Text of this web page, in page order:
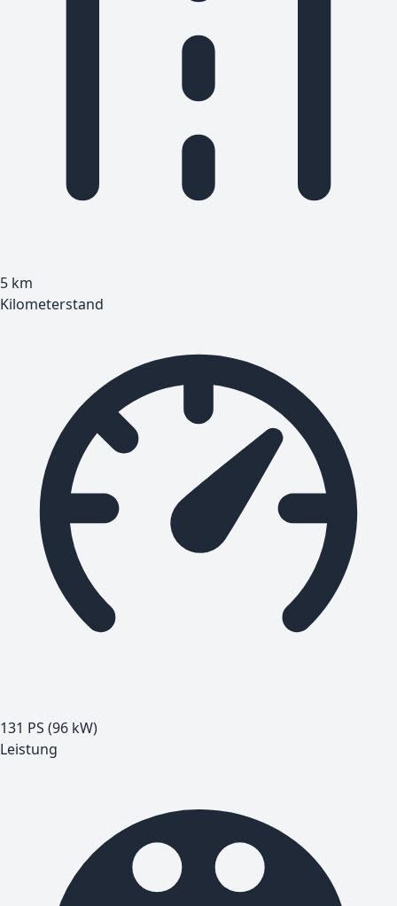
5 km
Kilometerstand
131 PS (96 kW)
Leistung